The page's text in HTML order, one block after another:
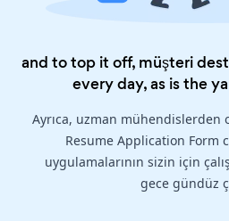
and to top it off, müşteri
every day, as is the
Ayrıca, uzman mühendislerden
Resume Application Form
uygulamalarının sizin için
gece gündüz